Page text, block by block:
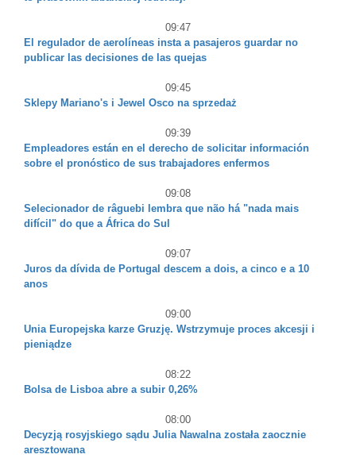
09:47
El regulador de aerolíneas insta a pasajeros guardar no
publicar las decisiones de las quejas
09:45
Sklepy Mariano's i Jewel Osco na sprzedaż
09:39
Empleadores están en el derecho de solicitar información
sobre el pronóstico de sus trabajadores enfermos
09:08
Selecionador de râguebi lembra que não há "nada mais
difícil" do que a África do Sul
09:07
Juros da dívida de Portugal descem a dois, a cinco e a 10
anos
09:00
Unia Europejska karze Gruzję. Wstrzymuje proces akcesji i
pieniądze
08:22
Bolsa de Lisboa abre a subir 0,26%
08:00
Decyzją rosyjskiego sądu Julia Nawalna została zaocznie
aresztowana